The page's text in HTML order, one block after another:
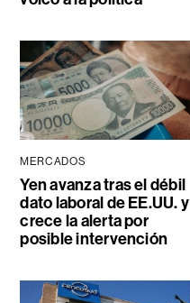
MERCADOS
Yen avanza tras el débil
dato laboral de EE.UU. y
crece la alerta por
posible intervención